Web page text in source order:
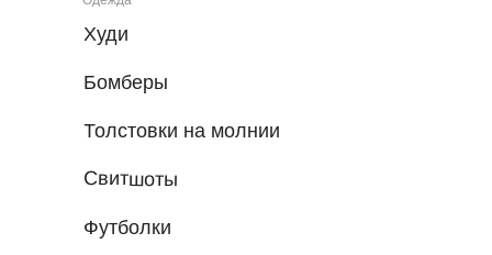
Худи
Бомберы
Толстовки на молнии
Свитшоты
Футболки